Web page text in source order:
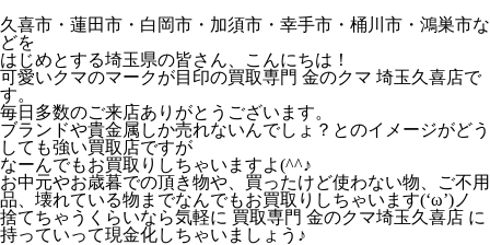
久喜市・蓮田市・白岡市・加須市・幸手市・桶川市・鴻巣市な
どを
はじめとする埼玉県の皆さん、こんにちは！
可愛いクマのマークが目印の買取専門 金のクマ 埼玉久喜店で
す。
毎日多数のご来店ありがとうございます。
ブランドや貴金属しか売れないんでしょ？とのイメージがどう
しても強い買取店ですが
なーんでもお買取りしちゃいますよ(^^♪
お中元やお歳暮での頂き物や、買ったけど使わない物、ご不用
品、壊れている物までなんでもお買取りしちゃいます(‘ω’)ノ
捨てちゃうくらいなら気軽に 買取専門 金のクマ埼玉久喜店 に
持っていって現金化しちゃいましょう♪